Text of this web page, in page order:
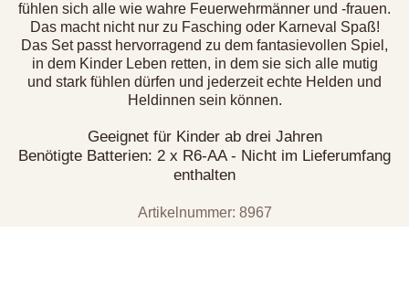
fühlen sich alle wie wahre Feuerwehrmänner und -frauen.
Das macht nicht nur zu Fasching oder Karneval Spaß!
Das Set passt hervorragend zu dem fantasievollen Spiel,
in dem Kinder Leben retten, in dem sie sich alle mutig
und stark fühlen dürfen und jederzeit echte Helden und
Heldinnen sein können.
Geeignet für Kinder ab drei Jahren
Benötigte Batterien: 2 x R6-AA - Nicht im Lieferumfang
enthalten
Artikelnummer: 8967